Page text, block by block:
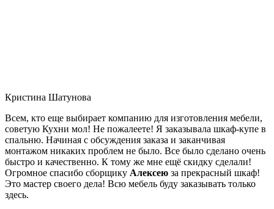
Кристина Шатунова
Всем, кто еще выбирает компанию для изготовления мебели,
советую Кухни мол! Не пожалеете! Я заказывала шкаф-купе в
спальню. Начиная с обсуждения заказа и заканчивая
монтажом никаких проблем не было. Все было сделано очень
быстро и качественно. К тому же мне ещё скидку сделали!
Огромное спасибо сборщику Алексею за прекрасный шкаф!
Это мастер своего дела! Всю мебель буду заказывать только
здесь.